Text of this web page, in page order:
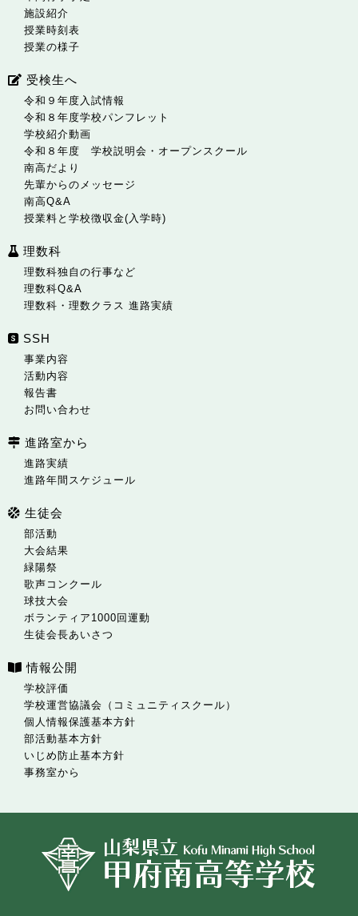
施設紹介
授業時刻表
授業の様子
受検生へ
令和９年度入試情報
令和８年度学校パンフレット
学校紹介動画
令和８年度 学校説明会・オープンスクール
南高だより
先輩からのメッセージ
南高Q&A
授業料と学校徴収金(入学時)
理数科
理数科独自の行事など
理数科Q&A
理数科・理数クラス 進路実績
SSH
事業内容
活動内容
報告書
お問い合わせ
進路室から
進路実績
進路年間スケジュール
生徒会
部活動
大会結果
緑陽祭
歌声コンクール
球技大会
ボランティア1000回運動
生徒会長あいさつ
情報公開
学校評価
学校運営協議会（コミュニティスクール）
個人情報保護基本方針
部活動基本方針
いじめ防止基本方針
事務室から